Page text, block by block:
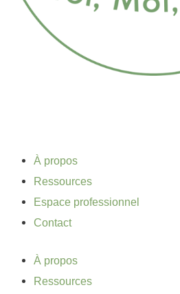
À propos
Ressources
Espace professionnel
Contact
À propos
Ressources